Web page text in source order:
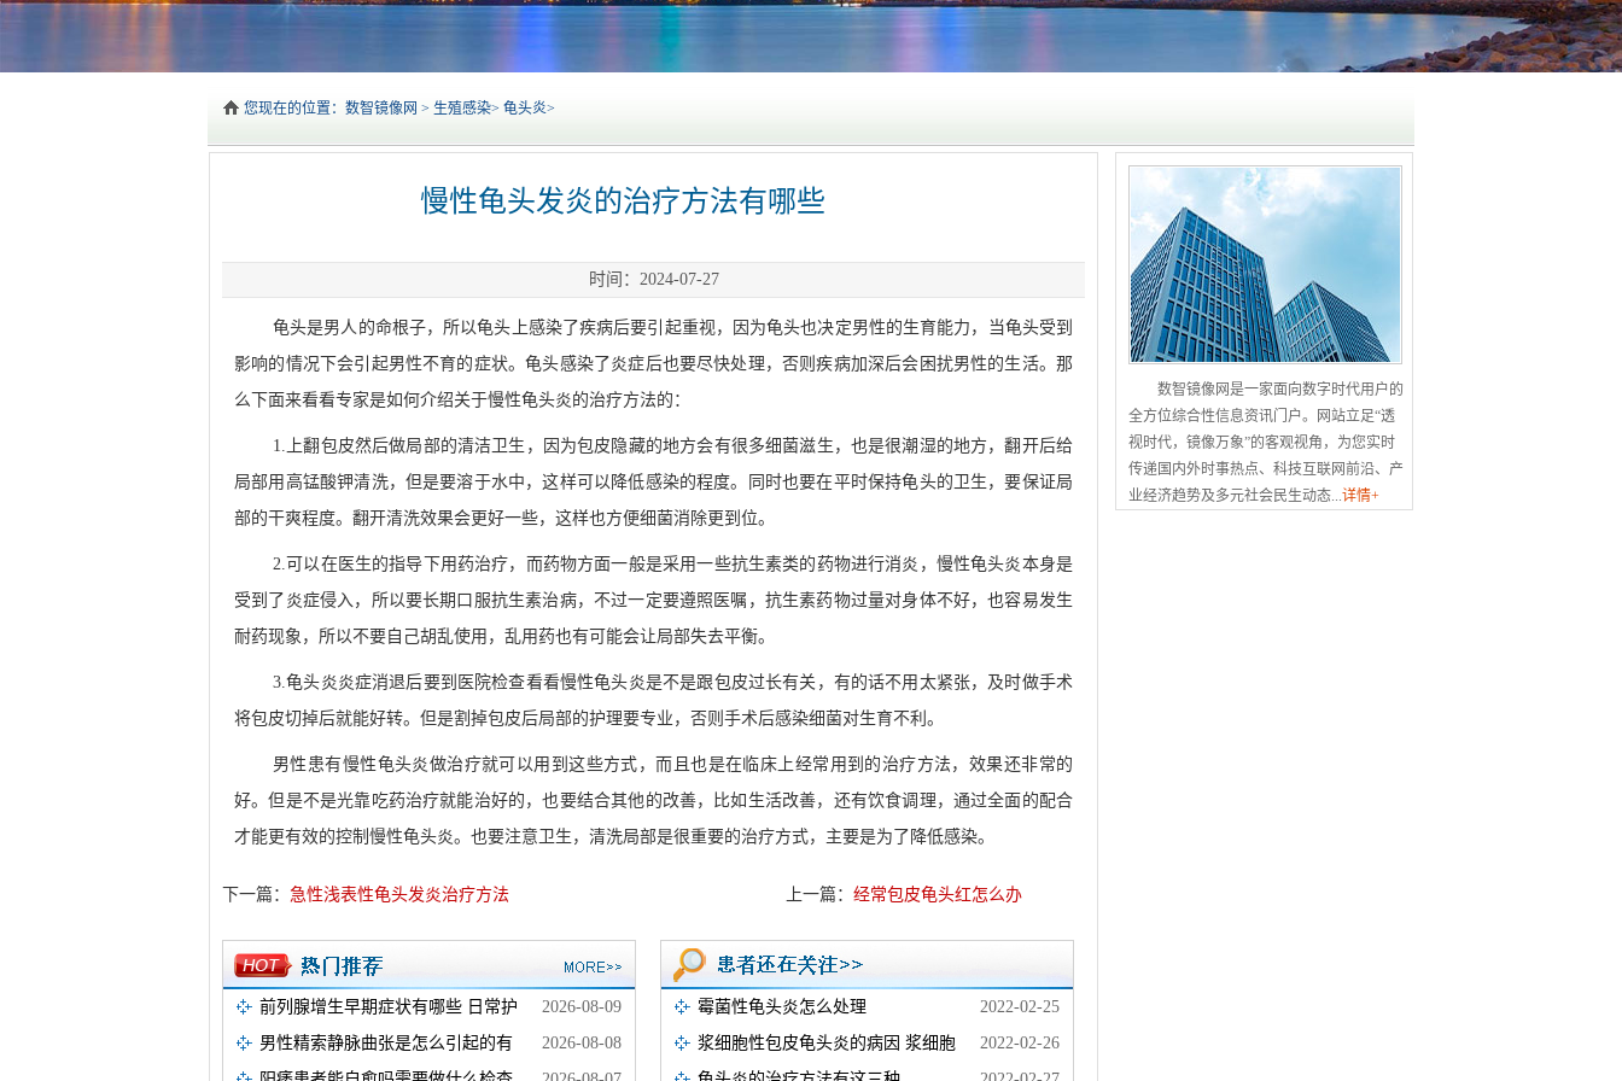
您现在的位置： 数智镜像网 > 生殖感染> 龟头炎>
慢性龟头发炎的治疗方法有哪些
时间：2024-07-27
龟头是男人的命根子，所以龟头上感染了疾病后要引起重视，因为龟头也决定男性的生育能力，当龟头受到
影响的情况下会引起男性不育的症状。龟头感染了炎症后也要尽快处理，否则疾病加深后会困扰男性的生活。那
么下面来看看专家是如何介绍关于慢性龟头炎的治疗方法的：
1.上翻包皮然后做局部的清洁卫生，因为包皮隐藏的地方会有很多细菌滋生，也是很潮湿的地方，翻开后给
局部用高锰酸钾清洗，但是要溶于水中，这样可以降低感染的程度。同时也要在平时保持龟头的卫生，要保证局
部的干爽程度。翻开清洗效果会更好一些，这样也方便细菌消除更到位。
2.可以在医生的指导下用药治疗，而药物方面一般是采用一些抗生素类的药物进行消炎，慢性龟头炎本身是
受到了炎症侵入，所以要长期口服抗生素治病，不过一定要遵照医嘱，抗生素药物过量对身体不好，也容易发生
耐药现象，所以不要自己胡乱使用，乱用药也有可能会让局部失去平衡。
3.龟头炎炎症消退后要到医院检查看看慢性龟头炎是不是跟包皮过长有关，有的话不用太紧张，及时做手术
将包皮切掉后就能好转。但是割掉包皮后局部的护理要专业，否则手术后感染细菌对生育不利。
男性患有慢性龟头炎做治疗就可以用到这些方式，而且也是在临床上经常用到的治疗方法，效果还非常的
好。但是不是光靠吃药治疗就能治好的，也要结合其他的改善，比如生活改善，还有饮食调理，通过全面的配合
才能更有效的控制慢性龟头炎。也要注意卫生，清洗局部是很重要的治疗方式，主要是为了降低感染。
上一篇： 经常包皮龟头红怎么办
下一篇： 急性浅表性龟头发炎治疗方法
2026-08-09
前列腺增生早期症状有哪些 日常护
2026-08-08
男性精索静脉曲张是怎么引起的有
2022-02-25
霉菌性龟头炎怎么处理
2022-02-26
浆细胞性包皮龟头炎的病因 浆细胞
数智镜像网是一家面向数字时代用户的
全方位综合性信息资讯门户。网站立足“透
视时代，镜像万象”的客观视角，为您实时
传递国内外时事热点、科技互联网前沿、产
业经济趋势及多元社会民生动态... 详情+